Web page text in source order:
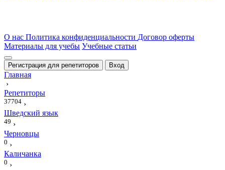
О нас Политика конфиденциальности Договор оферты
Материалы для учебы Учебные статьи
Регистрация для репетиторов Вход
Главная
›
Репетиторы
37704 ›
Шведский язык
49 ›
Черновцы
0 ›
Каличанка
0 ›